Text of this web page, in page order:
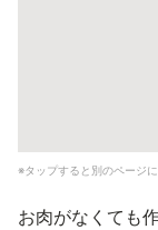
※タップすると別のページ
お肉がなくても